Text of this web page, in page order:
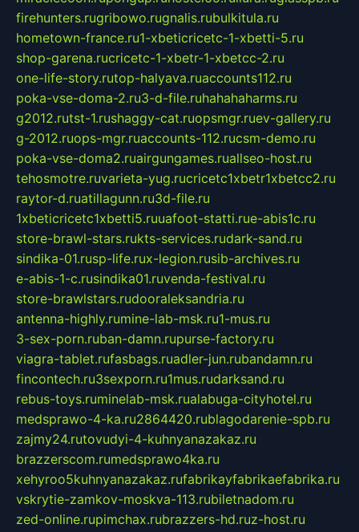
firehunters.rugribowo.rugnalis.rubulkitula.ru
hometown-france.ru1-xbeticricetc-1-xbetti-5.ru
shop-garena.rucricetc-1-xbetr-1-xbetcc-2.ru
one-life-story.rutop-halyava.ruaccounts112.ru
poka-vse-doma-2.ru3-d-file.ruhahahaharms.ru
g2012.rutst-1.rushaggy-cat.ruopsmgr.ruev-gallery.ru
g-2012.ruops-mgr.ruaccounts-112.rucsm-demo.ru
poka-vse-doma2.ruairgungames.ruallseo-host.ru
tehosmotre.ruvarieta-yug.rucricetc1xbetr1xbetcc2.ru
raytor-d.ruatillagunn.ru3d-file.ru
1xbeticricetc1xbetti5.ruuafoot-statti.rue-abis1c.ru
store-brawl-stars.rukts-services.rudark-sand.ru
sindika-01.rusp-life.rux-legion.rusib-archives.ru
e-abis-1-c.rusindika01.ruvenda-festival.ru
store-brawlstars.rudooraleksandria.ru
antenna-highly.rumine-lab-msk.ru1-mus.ru
3-sex-porn.ruban-damn.rupurse-factory.ru
viagra-tablet.rufasbags.ruadler-jun.rubandamn.ru
fincontech.ru3sexporn.ru1mus.rudarksand.ru
rebus-toys.ruminelab-msk.rualabuga-cityhotel.ru
medsprawo-4-ka.ru2864420.rublagodarenie-spb.ru
zajmy24.rutovudyi-4-kuhnyanazakaz.ru
brazzerscom.rumedsprawo4ka.ru
xehyroo5kuhnyanazakaz.rufabrikayfabrikaefabrika.ru
vskrytie-zamkov-moskva-113.rubiletnadom.ru
zed-online.rupimchax.rubrazzers-hd.ruz-host.ru